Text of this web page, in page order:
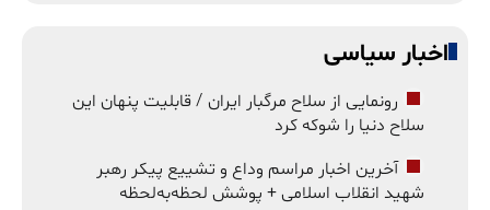
اخبار سیاسی
رونمایی از سلاح مرگبار ایران / قابلیت پنهان این
سلاح دنیا را شوکه کرد
آخرین اخبار مراسم وداع و تشییع پیکر رهبر
شهید انقلاب اسلامی + پوشش لحظه‌به‌لحظه